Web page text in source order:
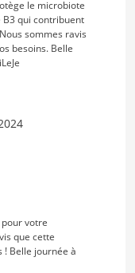
le microbiote
B3 qui contribuent
sommes ravis
besoins. Belle
votre
que cette
! Belle journée à